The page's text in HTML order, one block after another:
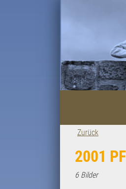
Zurück
2001
6 Bilder